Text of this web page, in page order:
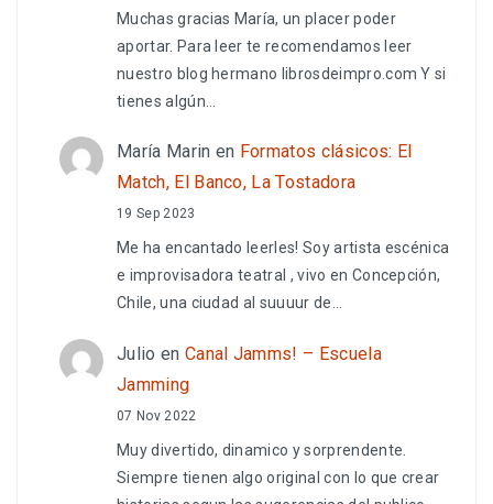
Muchas gracias María, un placer poder
aportar. Para leer te recomendamos leer
nuestro blog hermano librosdeimpro.com Y si
tienes algún…
María Marin en Formatos clásicos: El
Match, El Banco, La Tostadora
19 Sep 2023
Me ha encantado leerles! Soy artista escénica
e improvisadora teatral , vivo en Concepción,
Chile, una ciudad al suuuur de…
Julio en Canal Jamms! – Escuela
Jamming
07 Nov 2022
Muy divertido, dinamico y sorprendente.
Siempre tienen algo original con lo que crear